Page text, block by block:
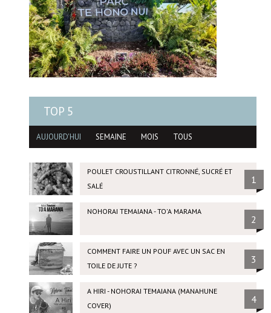
TOP 5
AUJOURD'HUI SEMAINE MOIS TOUS
POULET CROUSTILLANT CITRONNÉ, SUCRÉ ET
SALÉ
1
NOHORAI TEMAIANA - TO'A MARAMA
2
COMMENT FAIRE UN POUF AVEC UN SAC EN
TOILE DE JUTE ?
3
A HIRI - NOHORAI TEMAIANA (MANAHUNE
COVER)
4